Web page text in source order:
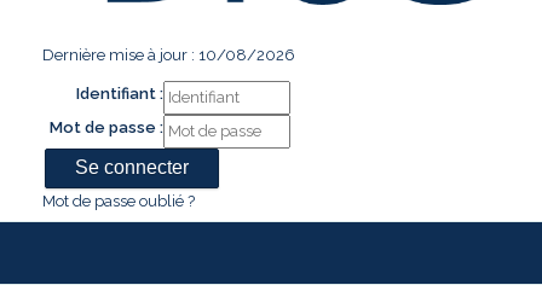
Dernière mise à jour : 10/08/2026
Identifiant :
Mot de passe :
Mot de passe oublié ?